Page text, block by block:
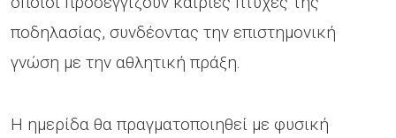
ποδηλασίας, συνδέοντας την επιστημονική
γνώση με την αθλητική πράξη.
Η ημερίδα θα πραγματοποιηθεί με φυσική